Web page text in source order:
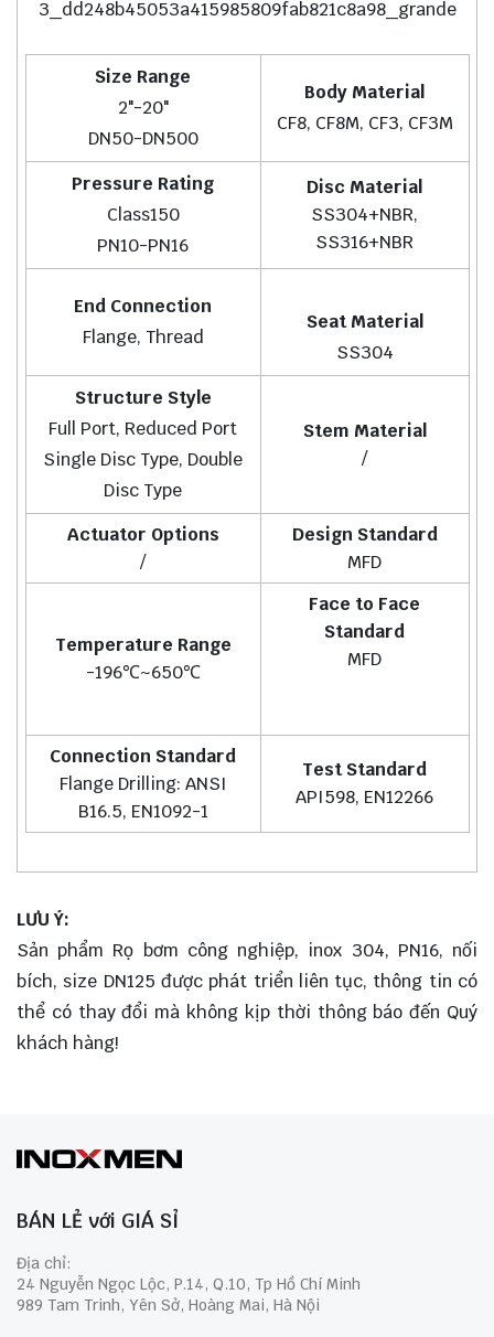
Size Range
2"-20"
DN50-DN500
Body Material
CF8, CF8M, CF3, CF3M
Pressure Rating
Class150
PN10-PN16
Disc Material
SS304+NBR,
SS316+NBR
End Connection
Flange, Thread
Seat Material
SS304
Structure Style
Full Port, Reduced Port
Single Disc Type, Double
Disc Type
Stem Material
/
Actuator Options
/
Design Standard
MFD
Temperature Range
-196℃~650℃
Face to Face
Standard
MFD
Connection Standard
Flange Drilling: ANSI
B16.5, EN1092-1
Test Standard
API598, EN12266
LƯU Ý:
Sản phẩm Rọ bơm công nghiệp, inox 304, PN16, nối
bích, size DN125 được phát triển liên tục, thông tin có
thể có thay đổi mà không kịp thời thông báo đến Quý
khách hàng!
BÁN LẺ với GIÁ SỈ
Địa chỉ:
24 Nguyễn Ngọc Lộc, P.14, Q.10, Tp Hồ Chí Minh
989 Tam Trinh, Yên Sở, Hoàng Mai, Hà Nội